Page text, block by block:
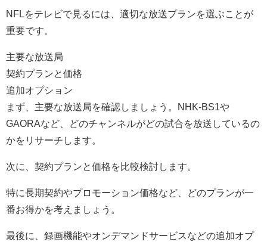
NFLをテレビで見るには、適切な放送プランを選ぶことが
重要です。
主要な放送局
契約プランと価格
追加オプション
まず、主要な放送局を確認しましょう。NHK-BS1や
GAORAなど、どのチャンネルがどの試合を放送しているの
かをリサーチします。
次に、契約プランと価格を比較検討します。
特に長期契約やプロモーション価格など、どのプランが一
番お得かを考えましょう。
最後に、録画機能やオンデマンドサービスなどの追加オプ